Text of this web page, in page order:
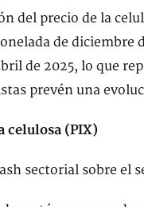
del precio de la
de diciembre
de 2025, lo que
prevén una
celulosa (PIX)